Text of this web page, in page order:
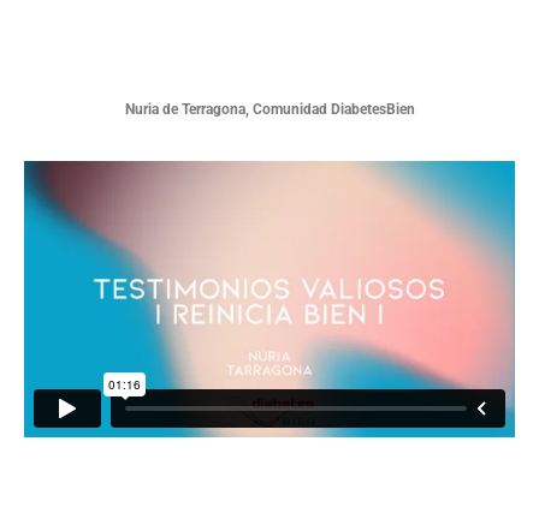
Nuria de Terragona, Comunidad DiabetesBien